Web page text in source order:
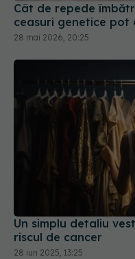
Cât de repede
ceasuri genetice pot
28 mai 2026, 20:25
Un simplu detaliu
riscul de cancer
28 iun 2025, 13:25